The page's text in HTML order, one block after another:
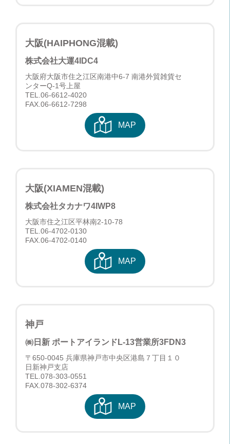
大阪(HAIPHONG混載)
株式会社大運4IDC4
大阪府大阪市住之江区南港中6-7 南港外貿雑貨セ
ンターQ-1号上屋
TEL.06-6612-4020
FAX.06-6612-7298
MAP
大阪(XIAMEN混載)
株式会社タカナワ4IWP8
大阪市住之江区平林南2-10-78
TEL.06-4702-0130
FAX.06-4702-0140
MAP
神戸
㈱日新 ポートアイランドL-13営業所3FDN3
〒650-0045 兵庫県神戸市中央区港島７丁目１０
日新神戸支店
TEL.078-303-0551
FAX.078-302-6374
MAP